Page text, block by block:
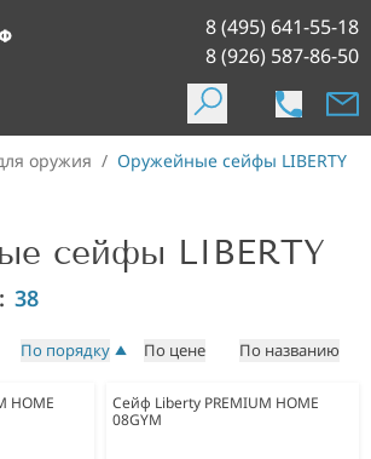
8 (495) 641-55-18
8 (926) 587-86-50
оружия / Оружейные сейфы LIBERTY
сейфы LIBERTY
38
По порядку По цене По названию
HOME
Сейф Liberty PREMIUM HOME
08GYM